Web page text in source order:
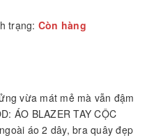
trạng: Còn hàng
vừa mát mẻ mà vẫn đậm
ÁO BLAZER TAY CỘC
áo 2 dây, bra quây đẹp